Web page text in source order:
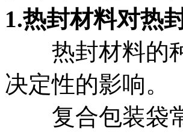
1.热封材料对热
热封材料的
决定性的影响。
复合包装袋常